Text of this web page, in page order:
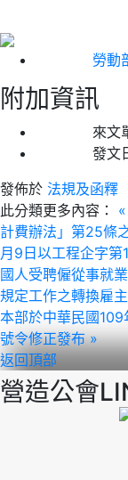
勞動
附加資訊
來文單
發文日
發佈於 法規及函釋
此分類更多內容：
計費辦法」第25條
月9日以工程企字
國人受聘僱從事就
規定工作之轉換雇
本部於中華民國
號令修正發布 »
返回頂部
營造公會